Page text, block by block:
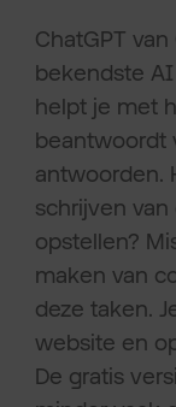
ChatGPT
bekendste
helpt je met
beantwoordt
antwoorden.
schrijven
opstellen?
maken van
deze taken.
website en
De gratis